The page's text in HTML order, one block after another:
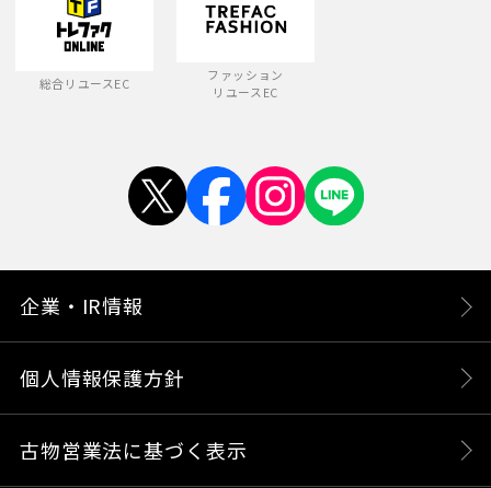
総合リユースEC
ファッション
リユースEC
企業・IR情報
個人情報保護方針
古物営業法に基づく表示